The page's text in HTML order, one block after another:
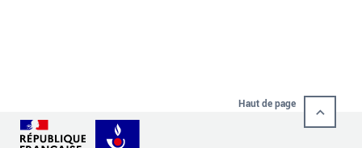
Haut de page